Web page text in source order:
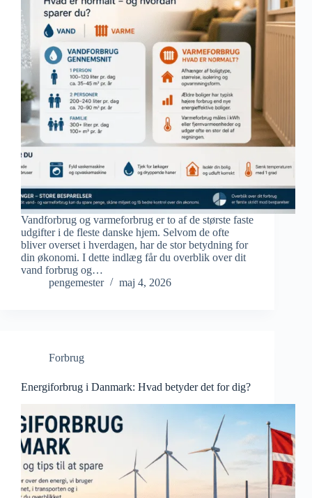
Vandforbrug og varmeforbrug er to af de største faste
udgifter i de fleste danske hjem. Selvom de ofte
bliver overset i hverdagen, har de stor betydning for
din økonomi. I dette indlæg får du overblik over dit
vand forbrug og…
pengemester
maj 4, 2026
Forbrug
Energiforbrug i Danmark: Hvad betyder det for dig?